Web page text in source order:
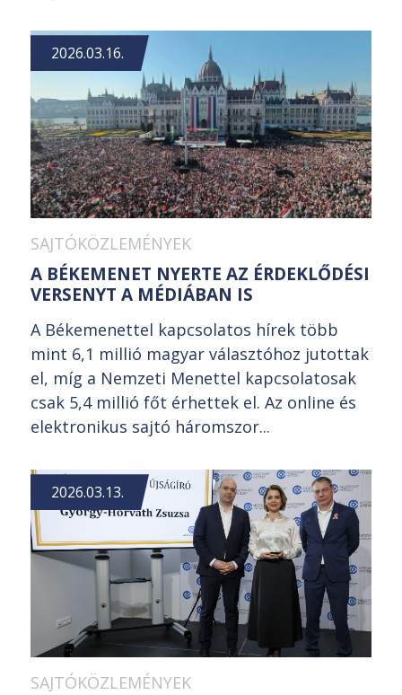
2026.03.16.
SAJTÓKÖZLEMÉNYEK
A BÉKEMENET NYERTE AZ ÉRDEKLŐDÉSI
VERSENYT A MÉDIÁBAN IS
A Békemenettel kapcsolatos hírek több
mint 6,1 millió magyar választóhoz jutottak
el, míg a Nemzeti Menettel kapcsolatosak
csak 5,4 millió főt érhettek el. Az online és
elektronikus sajtó háromszor...
2026.03.13.
SAJTÓKÖZLEMÉNYEK